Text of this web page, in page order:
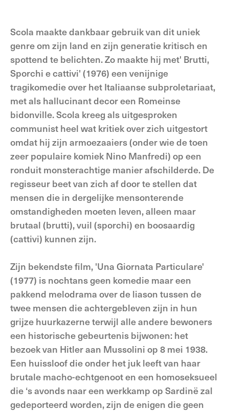
Scola maakte dankbaar gebruik van dit uniek
genre om zijn land en zijn generatie kritisch en
spottend te belichten. Zo maakte hij met' Brutti,
Sporchi e cattivi' (1976) een venijnige
tragikomedie over het Italiaanse subproletariaat,
met als hallucinant decor een Romeinse
bidonville. Scola kreeg als uitgesproken
communist heel wat kritiek over zich uitgestort
omdat hij zijn armoezaaiers (onder wie de toen
zeer populaire komiek Nino Manfredi) op een
ronduit monsterachtige manier afschilderde. De
regisseur beet van zich af door te stellen dat
mensen die in dergelijke mensonterende
omstandigheden moeten leven, alleen maar
brutaal (brutti), vuil (sporchi) en boosaardig
(cattivi) kunnen zijn.
Zijn bekendste film, 'Una Giornata Particulare'
(1977) is nochtans geen komedie maar een
pakkend melodrama over de liason tussen de
twee mensen die achtergebleven zijn in hun
grijze huurkazerne terwijl alle andere bewoners
een historische gebeurtenis bijwonen: het
bezoek van Hitler aan Mussolini op 8 mei 1938.
Een huissloof die onder het juk leeft van haar
brutale macho-echtgenoot en een homoseksueel
die ‘s avonds naar een werkkamp op Sardinë zal
gedeporteerd worden, zijn de enigen die geen